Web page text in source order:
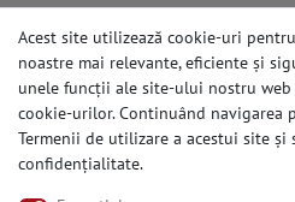
SOCIAL
Acest site utilizează cookie-uri
noastre mai relevante, eficiente și
unele funcții ale site-ului nostru
cookie-urilor. Continuând navigarea
Termenii de utilizare a acestui site și
confidențialitate.